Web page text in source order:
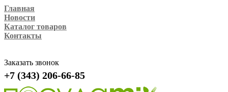
Главная
Новости
Каталог товаров
Контакты
Заказать звонок
+7 (343) 206-66-85